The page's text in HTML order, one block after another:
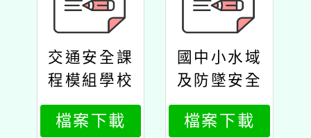
交通安全課
程模組學校
教學推廣合
作簡章
檔案下載
國中小水域
及防墜安全
課程模組學
校教學推廣
檔案下載